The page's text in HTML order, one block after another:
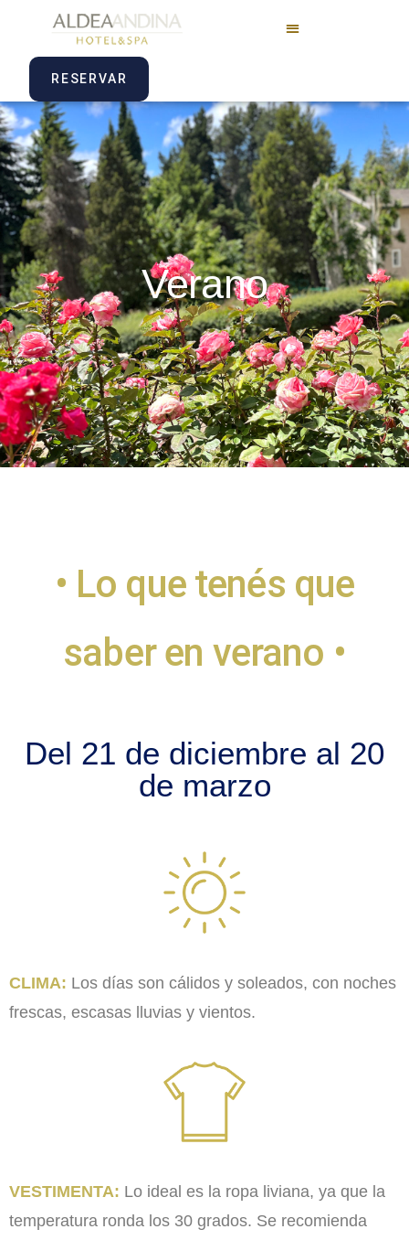
RESERVAR
Verano
• Lo que tenés que
saber en verano •
Del 21 de diciembre al 20
de marzo
CLIMA: Los días son cálidos y soleados, con noches
frescas, escasas lluvias y vientos.
VESTIMENTA: Lo ideal es la ropa liviana, ya que la
temperatura ronda los 30 grados. Se recomienda